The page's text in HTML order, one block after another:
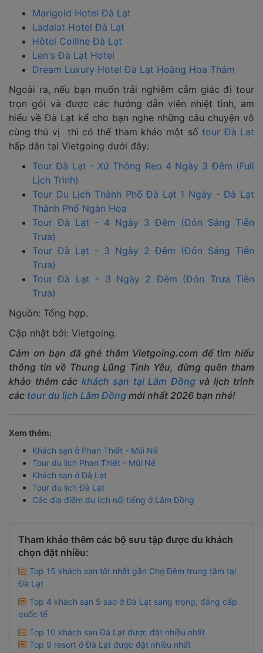
Marigold Hotel Đà Lạt
Ladalat Hotel Đà Lạt
Hôtel Colline Đà Lạt
Len's Đà Lạt Hotel
Dream Luxury Hotel Đà Lạt Hoàng Hoa Thám
Ngoài ra, nếu bạn muốn trải nghiệm cảm giác đi tour
trọn gói và được các hướng dẫn viên nhiệt tình, am
hiểu về Đà Lạt kể cho bạn nghe những câu chuyện vô
cùng thú vị thì có thể tham khảo một sốtour Đà Lạt
hấp dẫn tại Vietgoing dưới đây:
Tour Đà Lạt - Xứ Thông Reo 4 Ngày 3 Đêm (Full
Lịch Trình)
Tour Du Lịch Thành Phố Đà Lạt 1 Ngày - Đà Lạt
Thành Phố Ngàn Hoa
Tour Đà Lạt - 4 Ngày 3 Đêm (Đón Sáng Tiễn
Trưa)
Tour Đà Lạt - 3 Ngày 2 Đêm (Đón Sáng Tiễn
Trưa)
Tour Đà Lạt - 3 Ngày 2 Đêm (Đón Trưa Tiễn
Trưa)
Nguồn: Tổng hợp.
Cập nhật bởi: Vietgoing.
Cảm ơn bạn đã ghé thăm Vietgoing.com để tìm hiểu
thông tin về Thung Lũng Tình Yêu, đừng quên tham
khảo thêm các khách sạn tại Lâm Đồngvà lịch trình
các tour du lịch Lâm Đồng mới nhất 2026 bạn nhé!
Xem thêm:
Khách sạn ở Phan Thiết - Mũi Né
Tour du lịch Phan Thiết - Mũi Né
Khách sạn ở Đà Lạt
Tour du lịch Đà Lạt
Các địa điểm du lịch nổi tiếng ở Lâm Đồng
Tham khảo thêm các bộ sưu tập được du khách
chọn đặt nhiều:
Top 15 khách sạn tốt nhất gần Chợ Đêm trung tâm tại
Đà Lạt
Top 4 khách sạn 5 sao ở Đà Lạt sang trọng, đẳng cấp
quốc tế
Top 10 khách sạn Đà Lạt được đặt nhiều nhất
Top 9 resort ở Đà Lạt được đặt nhiều nhất